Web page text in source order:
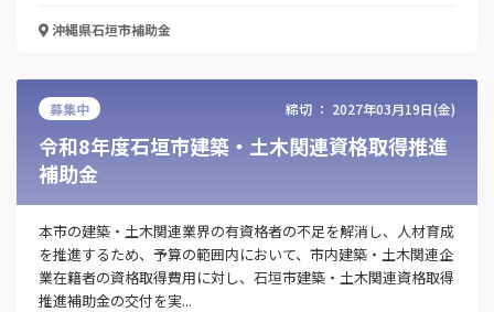
沖縄県石垣市補助金
募集中 締切 ： 2027年03月19日(金)
令和8年度石垣市建築・土木関連資格取得推進
補助金
本市の建築・土木関連業界の有資格者の不足を解消し、人材育成
を推進するため、予算の範囲内において、市内建築・土木関連企
業在籍者の資格取得費用に対し、石垣市建築・土木関連資格取得
推進補助金の交付を実...